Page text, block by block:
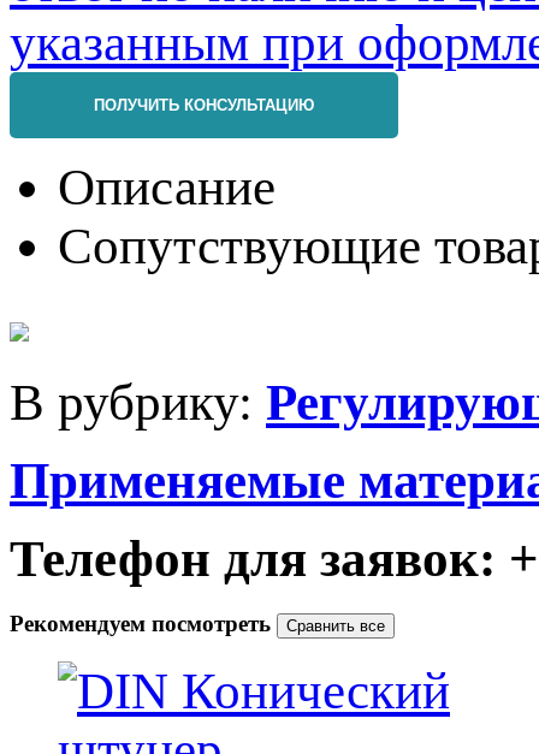
ПОЛУЧИТЬ КОНСУЛЬТАЦИЮ
Описание
Сопутствующие
В рубрику:
Применяемые
Телефон для заявок:
Рекомендуем посмотреть